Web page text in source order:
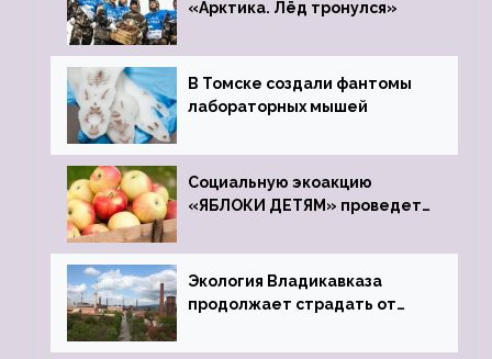
«Арктика. Лёд тронулся»
В Томске создали фантомы
лабораторных мышей
Социальную экоакцию
«ЯБЛОКИ ДЕТЯМ» проведет
Экология Владикавказа
продолжает страдать от